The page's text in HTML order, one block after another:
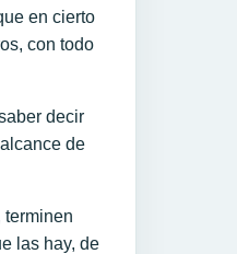
en cierto
con todo
decir
de
terminen
las hay, de